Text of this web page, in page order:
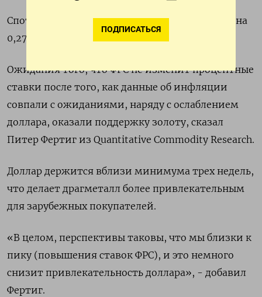
ПОДПИСАТЬСЯ
Спотовая цена на золото к 13:49 МСК выросла на
0,27% до $1.948,49​ за тройскую унцию.
Ожидания того, что ФРС не изменит процентные
ставки после того, как данные об инфляции
совпали с ожиданиями, наряду с ослаблением
доллара, оказали поддержку золоту, сказал
Питер Фертиг из Quantitative Commodity Research.
Доллар держится вблизи минимума трех недель,
что делает драгметалл более привлекательным
для зарубежных покупателей.
«В целом, перспективы таковы, что мы близки к
пику (повышения ставок ФРС), и это немного
снизит привлекательность доллара», - добавил
Фертиг.